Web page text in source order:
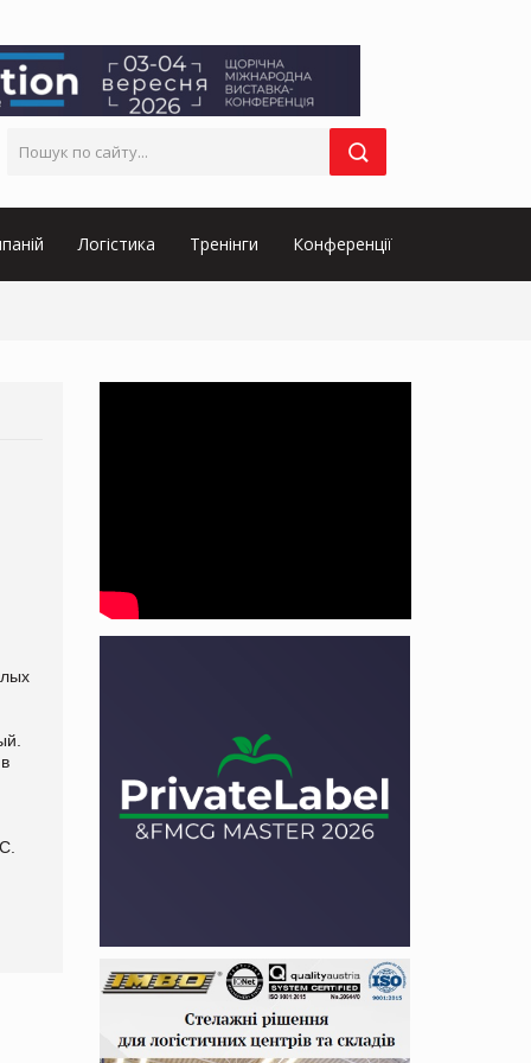
Логістика Тренінги Конференції